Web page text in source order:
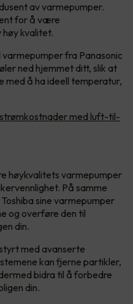
av varmepumper.
for å være
kvalitet.
fra Panasonic
ned hjemmet ditt, slik at
med å ha ideell temperatur,
med luft-til-
høykvalitets varmepumper
På samme
sine varmepumper
og overføre den til
din.
med avanserte
kan fjerne partikler,
bidra til å forbedre
din.